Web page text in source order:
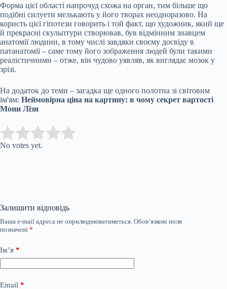
Форма цієї області напрочуд схожа на орган, тим більше що
подібні силуети мелькають у його творах неодноразово. На
користь цієї гіпотези говорить і той факт, що художник, який ще
й прекрасні скульптури створював, був відмінним знавцем
анатомії людини, в тому числі завдяки своєму досвіду в
патанатомії – саме тому його зображення людей були такими
реалістичними – отже, він чудово уявляв, як виглядає мозок у
зрізі.
На додаток до теми – загадка ще одного полотна зі світовим
ім'ям: Неймовірна ціна на картину: в чому секрет вартості
Мони Лізи
Rate this item:
No votes yet.
Залишити відповідь
Ваша e-mail адреса не оприлюднюватиметься. Обов’язкові поля
позначені *
Ім’я *
Email *